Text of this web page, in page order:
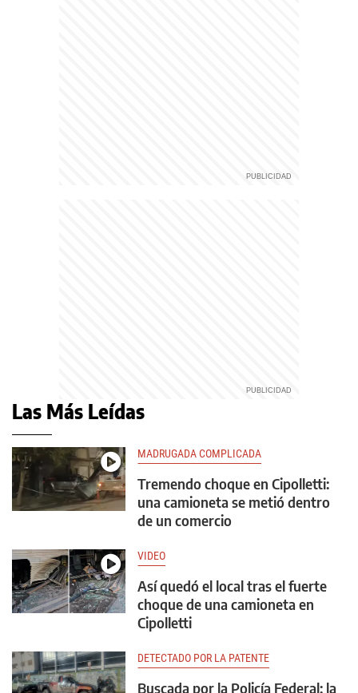
Las Más Leídas
MADRUGADA COMPLICADA
Tremendo choque en Cipolletti:
una camioneta se metió dentro
de un comercio
VIDEO
Así quedó el local tras el fuerte
choque de una camioneta en
Cipolletti
DETECTADO POR LA PATENTE
Buscada por la Policía Federal: la